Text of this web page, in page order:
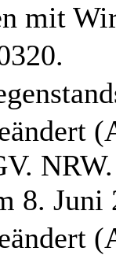
mit
8. Juni